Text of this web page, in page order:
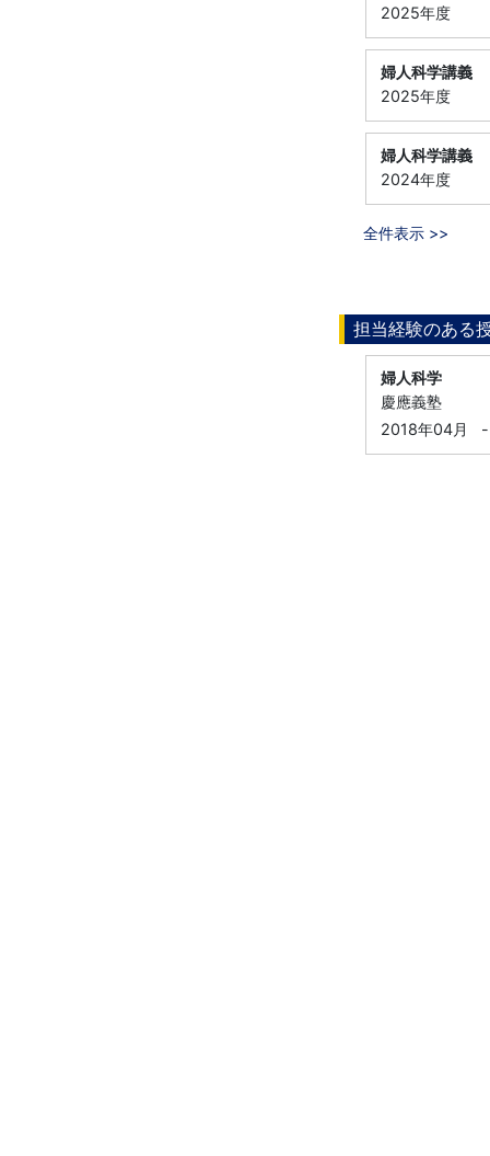
2025年度
婦人科学講義
2025年度
婦人科学講義
2024年度
全件表示 >>
担当経験のある
婦人科学
慶應義塾
2018年04月
-